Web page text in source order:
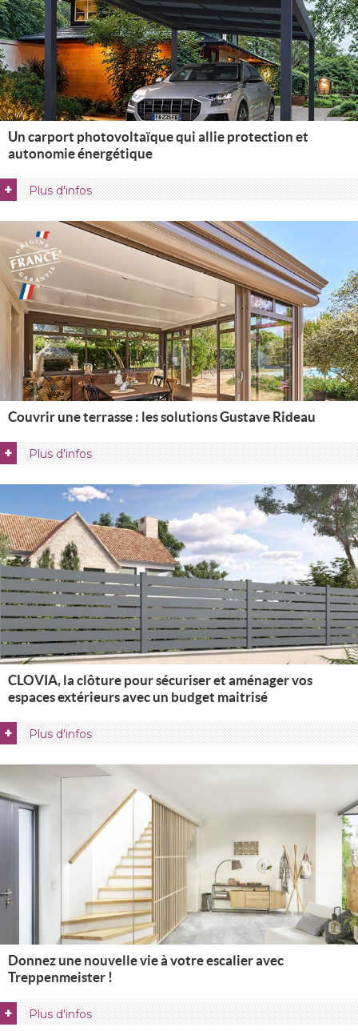
Un carport photovoltaïque qui allie protection et
autonomie énergétique
+ Plus d'infos
Couvrir une terrasse : les solutions Gustave Rideau
+ Plus d'infos
CLOVIA, la clôture pour sécuriser et aménager vos
espaces extérieurs avec un budget maitrisé
+ Plus d'infos
Donnez une nouvelle vie à votre escalier avec
Treppenmeister !
+ Plus d'infos